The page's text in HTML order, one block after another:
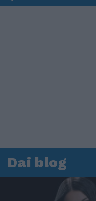
Dai blog